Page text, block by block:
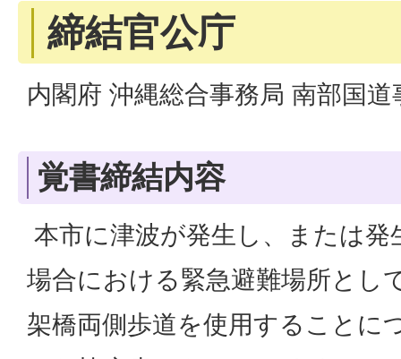
締結官公庁
内閣府 沖縄総合事務局 南部国道
覚書締結内容
本市に津波が発生し、または
場合における緊急避難場所とし
架橋両側歩道を使用することに